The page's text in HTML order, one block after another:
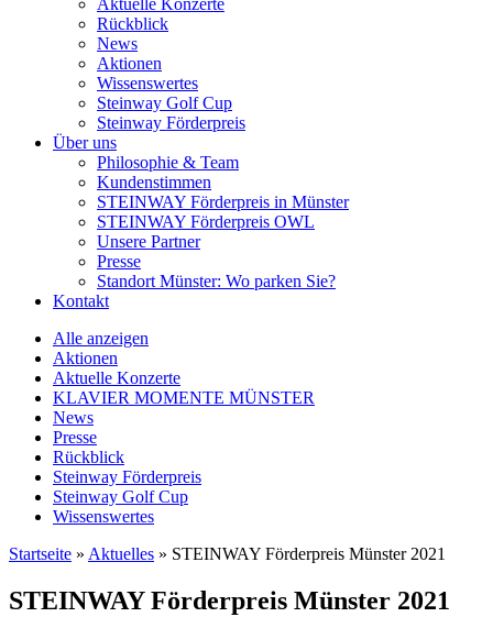
Aktuelle Konzerte
Rückblick
News
Aktionen
Wissenswertes
Steinway Golf Cup
Steinway Förderpreis
Über uns
Philosophie & Team
Kundenstimmen
STEINWAY Förderpreis in Münster
STEINWAY Förderpreis OWL
Unsere Partner
Presse
Standort Münster: Wo parken Sie?
Kontakt
Alle anzeigen
Aktionen
Aktuelle Konzerte
KLAVIER MOMENTE MÜNSTER
News
Presse
Rückblick
Steinway Förderpreis
Steinway Golf Cup
Wissenswertes
Startseite » Aktuelles » STEINWAY Förderpreis Münster 2021
STEINWAY Förderpreis Münster 2021